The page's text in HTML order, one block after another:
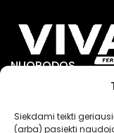
Siekdami teikti
(arba) pasiekti
NUORODOS
INFORMACIJA